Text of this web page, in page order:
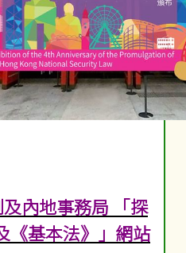
內地事務局 「探
《基本法》」網站